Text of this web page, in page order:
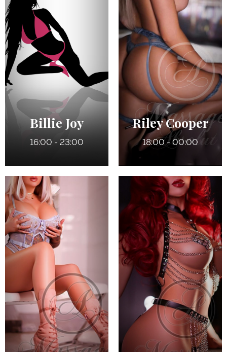
27 ans
5' 7"
Anglais
7
Bleus
32 ans
5' 3"
Français
125 lbs
Noisettes
Billie Joy
16:00 - 23:00
26 ans
5' 2"
Québécoise /
Allemande
155 lbs
36 C
Riley Cooper
18:00 - 00:00
27 ans
5' 7"
Anglais
7
135 lbs
Verts